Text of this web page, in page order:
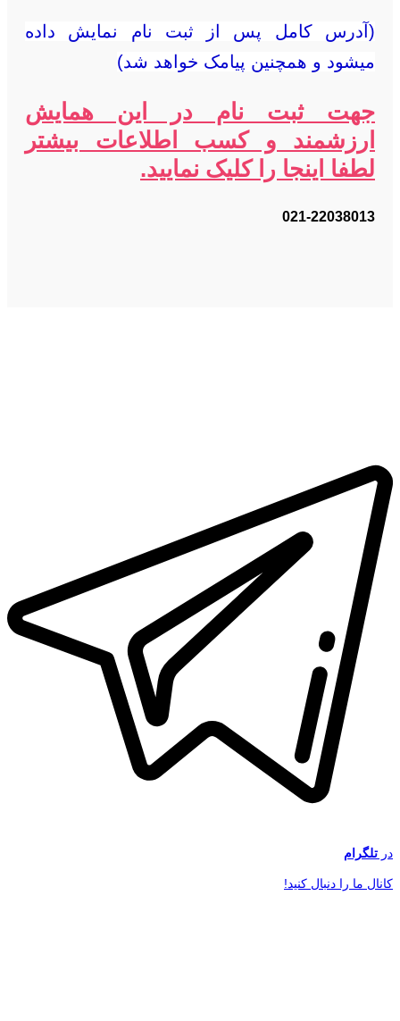
(آدرس کامل پس از ثبت نام نمایش داده
میشود و همچنین پیامک خواهد شد)
جهت ثبت نام در این همایش
ارزشمند و کسب اطلاعات بیشتر
لطفا اینجا را کلیک نمایید.
021-22038013
در تلگرام
کانال ما را دنبال کنید!